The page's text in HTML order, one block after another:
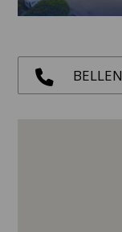
BELLEN